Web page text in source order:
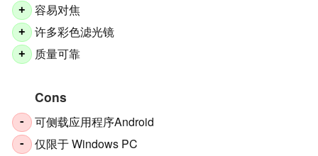
+ 容易对焦
+ 许多彩色滤光镜
+ 质量可靠
Cons
- 可侧载应用程序Android
- 仅限于 Windows PC